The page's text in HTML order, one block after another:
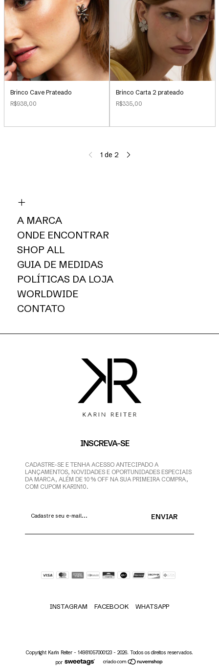
Brinco Cave Prateado
R$938,00
Brinco Carta 2 prateado
R$335,00
1 de 2
A MARCA
ONDE ENCONTRAR
SHOP ALL
GUIA DE MEDIDAS
POLÍTICAS DA LOJA
WORLDWIDE
CONTATO
INSCREVA-SE
CADASTRE-SE E TENHA ACESSO ANTECIPADO A
LANÇAMENTOS, NOVIDADES E OPORTUNIDADES ESPECIAIS
DA MARCA, ALÉM DE 10% OFF NA SUA PRIMEIRA COMPRA,
COM CUPOM KARIN10.
INSTAGRAM FACEBOOK WHATSAPP
Copyright Karin Reiter - 14981057000123 - 2026. Todos os direitos reservados.
por